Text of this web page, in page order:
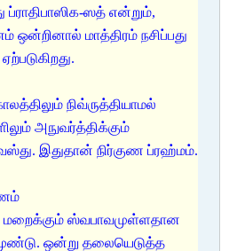
ஸத் என்றும்,
மாத்திரம் நசிப்பது
நிவ்ருத்தியாமல்
அநுவர்த்திக்கும்
இதுதான் நிர்குண ப்ரஹ்மம்.
ஸ்வபாவமுள்ளதான
ஒன்று தலையெடுத்த